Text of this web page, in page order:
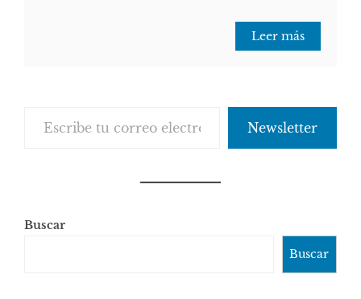
Leer más
Newsletter
Buscar
Buscar